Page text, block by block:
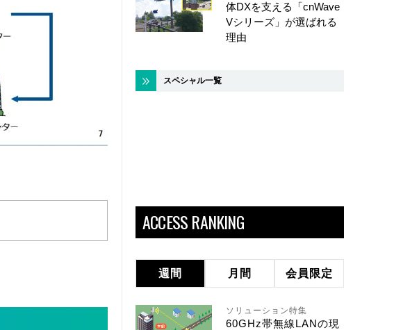
体DXを支える「cnWave
Vシリーズ」が選ばれる
理由
スペシャル一覧
ACCESS RANKING
週間 月間 会員限定
ソリューション特集
60GHz帯無線LANの現